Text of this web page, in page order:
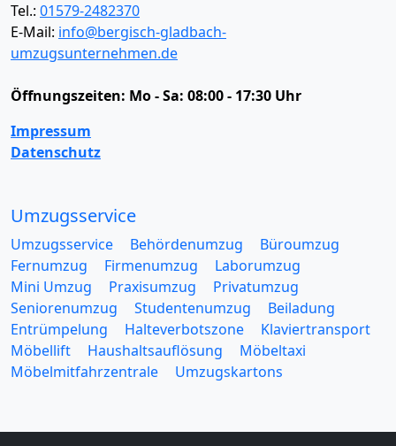
Tel.: 01579-2482370
E-Mail: info@bergisch-gladbach-
umzugsunternehmen.de
Öffnungszeiten: Mo - Sa: 08:00 - 17:30 Uhr
Impressum
Datenschutz
Umzugsservice
Umzugsservice Behördenumzug
Büroumzug
Fernumzug
Firmenumzug
Laborumzug
Mini Umzug
Praxisumzug
Privatumzug
Seniorenumzug
Studentenumzug
Beiladung
Entrümpelung
Halteverbotszone
Klaviertransport
Möbellift
Haushaltsauflösung
Möbeltaxi
Möbelmitfahrzentrale
Umzugskartons